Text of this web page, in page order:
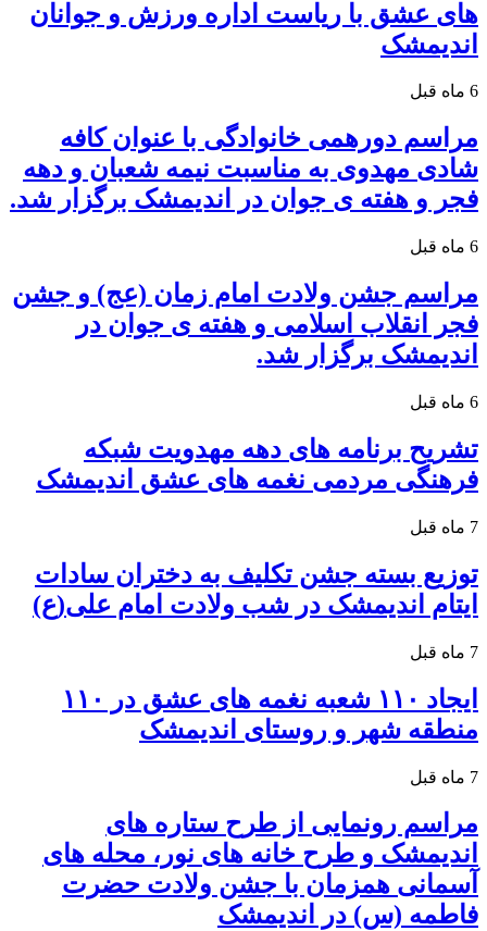
های عشق با ریاست اداره ورزش و جوانان
اندیمشک
6 ماه قبل
مراسم دورهمی خانوادگی با عنوان کافه
شادی مهدوی به مناسبت نیمه شعبان و دهه
فجر و هفته ی جوان در اندیمشک برگزار شد.
6 ماه قبل
مراسم جشن ولادت امام زمان (عج) و جشن
فجر انقلاب اسلامی و هفته ی جوان در
اندیمشک برگزار شد.
6 ماه قبل
تشریح برنامه های دهه مهدویت شبکه
فرهنگی مردمی نغمه های عشق اندیمشک
7 ماه قبل
توزیع بسته جشن تکلیف به دختران سادات
ایتام اندیمشک در شب ولادت امام علی(ع)
7 ماه قبل
ایجاد ۱۱۰ شعبه نغمه های عشق در ۱۱۰
منطقه شهر و روستای اندیمشک
7 ماه قبل
مراسم رونمایی از طرح ستاره های
اندیمشک و طرح خانه های نور، محله های
آسمانی همزمان با جشن ولادت حضرت
فاطمه (س) در اندیمشک